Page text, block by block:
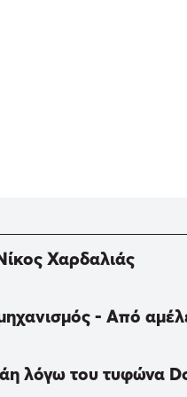
Χαρδαλιάς
- Από
λόγω του τυφώνα